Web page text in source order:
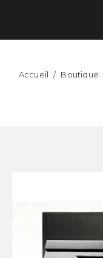
Accueil / Boutique